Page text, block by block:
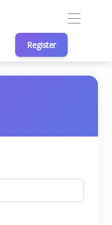
Register